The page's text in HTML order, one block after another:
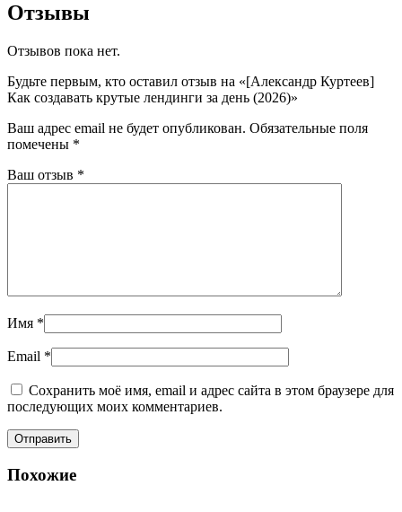
Отзывы
Отзывов пока нет.
Будьте первым, кто оставил отзыв на «[Александр Куртеев]
Как создавать крутые лендинги за день (2026)»
Ваш адрес email не будет опубликован. Обязательные поля
помечены *
Ваш отзыв *
Имя *
Email *
Сохранить моё имя, email и адрес сайта в этом браузере для
последующих моих комментариев.
Похожие